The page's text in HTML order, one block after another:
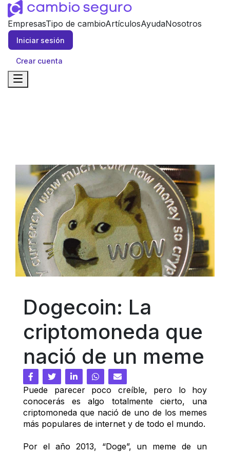
EmpresasTipo de cambioArtículosAyudaNosotros
Iniciar sesión
Crear cuenta
Dogecoin: La
criptomoneda que
nació de un meme
Puede parecer poco creíble, pero lo hoy
conocerás es algo totalmente cierto, una
criptomoneda que nació de uno de los memes
más populares de internet y de todo el mundo.
Por el año 2013, “Doge”, un meme de un